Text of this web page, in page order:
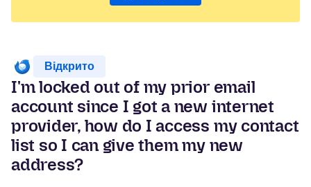
Відкрито
I'm locked out of my prior email
account since I got a new internet
provider, how do I access my contact
list so I can give them my new
address?